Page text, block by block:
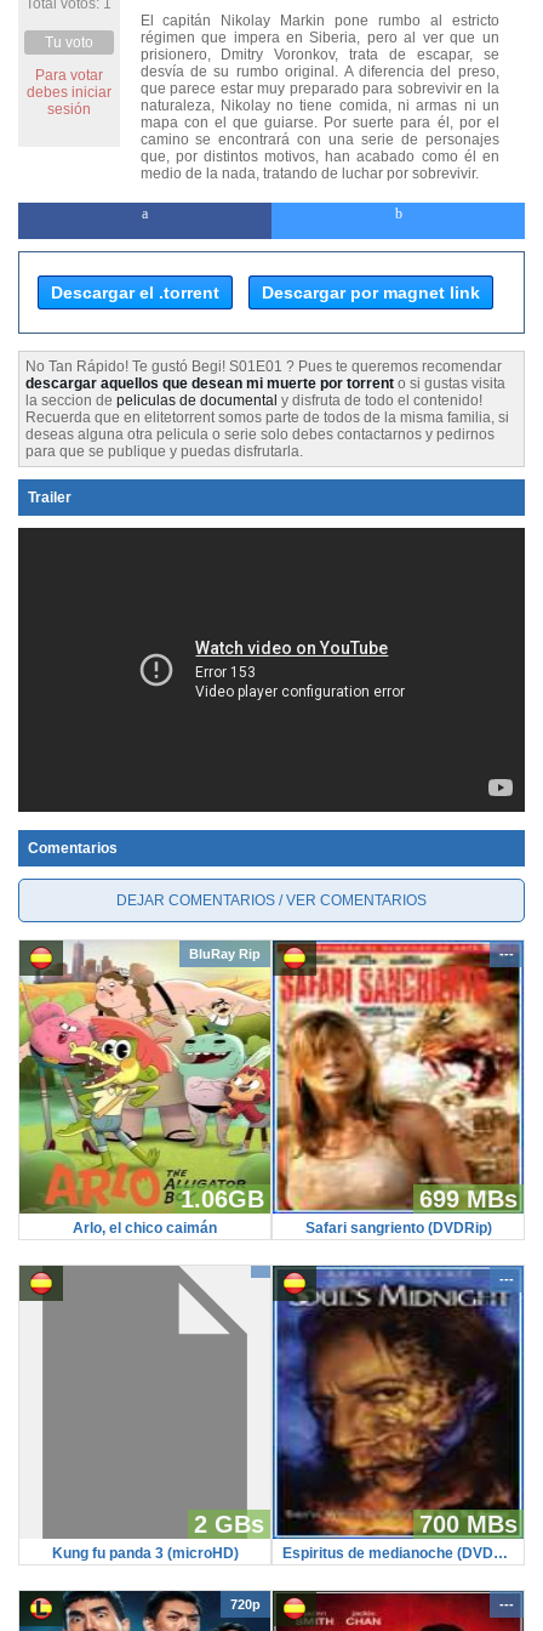
Total votos: 1
Tu voto
Para votar
debes iniciar
sesión
El capitán Nikolay Markin pone rumbo al estricto
régimen que impera en Siberia, pero al ver que un
prisionero, Dmitry Voronkov, trata de escapar, se
desvía de su rumbo original. A diferencia del preso,
que parece estar muy preparado para sobrevivir en la
naturaleza, Nikolay no tiene comida, ni armas ni un
mapa con el que guiarse. Por suerte para él, por el
camino se encontrará con una serie de personajes
que, por distintos motivos, han acabado como él en
medio de la nada, tratando de luchar por sobrevivir.
Descargar el .torrent Descargar por magnet link
No Tan Rápido! Te gustó Begi! S01E01 ? Pues te queremos recomendar
descargar aquellos que desean mi muerte por torrent o si gustas visita
la seccion de peliculas de documental y disfruta de todo el contenido!
Recuerda que en elitetorrent somos parte de todos de la misma familia, si
deseas alguna otra pelicula o serie solo debes contactarnos y pedirnos
para que se publique y puedas disfrutarla.
Trailer
Comentarios
DEJAR COMENTARIOS / VER COMENTARIOS
BluRay Rip
1.06GB
Arlo, el chico caimán
---
699 MBs
Safari sangriento (DVDRip)
2 GBs
Kung fu panda 3 (microHD)
---
700 MBs
Espiritus de medianoche (DVDRip)
720p ---